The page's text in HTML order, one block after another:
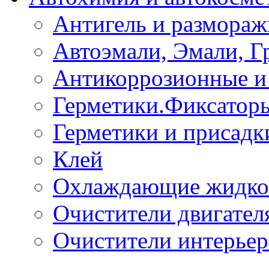
Антигель и
Автоэмали, Эмали,
Антикоррозионные
Герметики и
Клей
Охлаждающие
Очистители
Очистители